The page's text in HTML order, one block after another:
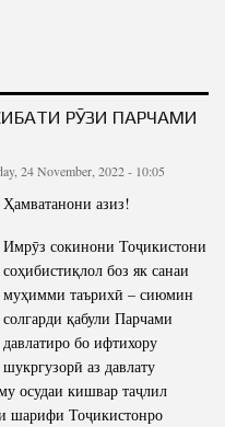
РӮЗИ ПАРЧАМИ
24 November, 2022 - 10:05
Ҳамватанони азиз!
Имрӯз сокинони Тоҷикистони
соҳибистиқлол боз як санаи
муҳимми таърихӣ – сиюмин
солгарди қабули Парчами
давлатиро бо ифтихору
шукргузорӣ аз давлату
осудаи кишвар таҷлил
шарифи Тоҷикистонро